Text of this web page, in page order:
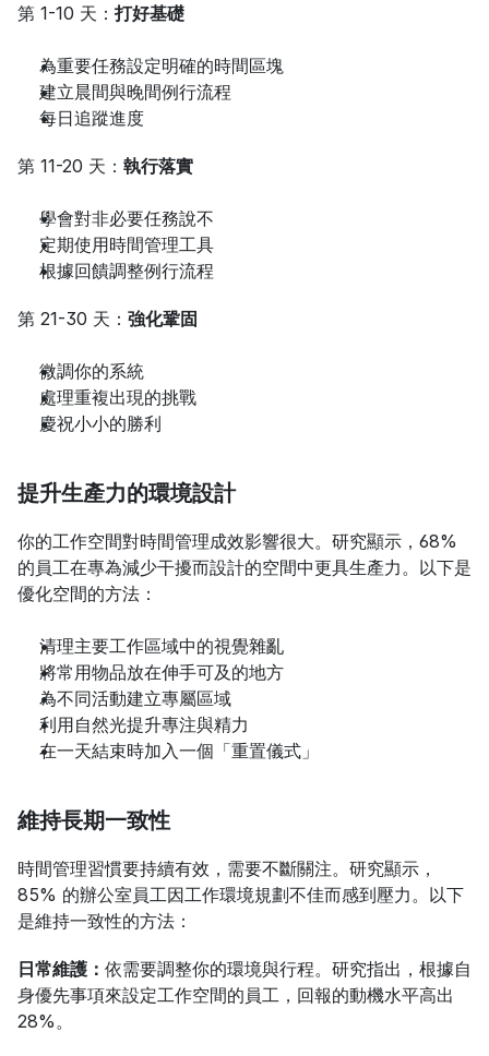
第 1-10 天：打好基礎
為重要任務設定明確的時間區塊
建立晨間與晚間例行流程
每日追蹤進度
第 11-20 天： 執行落實
學會對非必要任務說不
定期使用時間管理工具
根據回饋調整例行流程
第 21-30 天： 強化鞏固
微調你的系統
處理重複出現的挑戰
慶祝小小的勝利
提升生產力的環境設計
你的工作空間對時間管理成效影響很大。研究顯示，68%
的員工在專為減少干擾而設計的空間中更具生產力。以下是
優化空間的方法：
清理主要工作區域中的視覺雜亂
將常用物品放在伸手可及的地方
為不同活動建立專屬區域
利用自然光提升專注與精力
在一天結束時加入一個「重置儀式」
維持長期一致性
時間管理習慣要持續有效，需要不斷關注。研究顯示，
85% 的辦公室員工因工作環境規劃不佳而感到壓力。以下
是維持一致性的方法：
日常維護： 依需要調整你的環境與行程。研究指出，根據自
身優先事項來設定工作空間的員工，回報的動機水平高出
28%。